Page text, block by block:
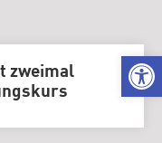
zweimal